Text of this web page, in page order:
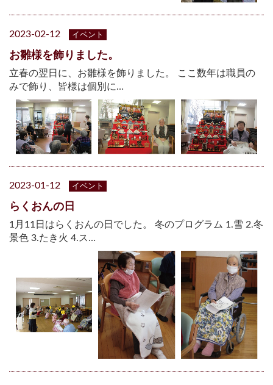
2023-02-12 イベント
お雛様を飾りました。
立春の翌日に、お雛様を飾りました。 ここ数年は職員の
みで飾り、皆様は個別に…
2023-01-12 イベント
らくおんの日
1月11日はらくおんの日でした。 冬のプログラム 1.雪 2.冬
景色 3.たき火 4.ス…